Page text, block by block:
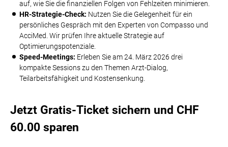
auf, wie Sie die finanziellen Folgen von Fehlzeiten minimieren.
HR-Strategie-Check: Nutzen Sie die Gelegenheit für ein
persönliches Gespräch mit den Experten von Compasso und
AcciMed. Wir prüfen Ihre aktuelle Strategie auf
Optimierungspotenziale.
Speed-Meetings: Erleben Sie am 24. März 2026 drei
kompakte Sessions zu den Themen Arzt-Dialog,
Teilarbeitsfähigkeit und Kostensenkung.
Jetzt Gratis-Ticket sichern und CHF
60.00 sparen